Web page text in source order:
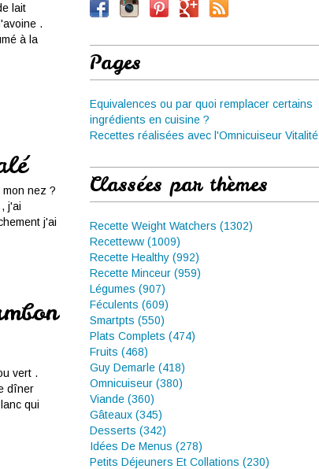
lait
.
à la
nez ?
j'ai
j'ai
vert .
dîner
qui
Pages
Equivalences ou par quoi remplacer certains
ingrédients en cuisine ?
Recettes réalisées avec l'Omnicuiseur Vitalité
Classées par thèmes
Recette Weight Watchers (1302)
Recetteww (1009)
Recette Healthy (992)
Recette Minceur (959)
Légumes (907)
Féculents (609)
Smartpts (550)
Plats Complets (474)
Fruits (468)
Guy Demarle (418)
Omnicuiseur (380)
Viande (360)
Gâteaux (345)
Desserts (342)
Idées De Menus (278)
Petits Déjeuners Et Collations (230)